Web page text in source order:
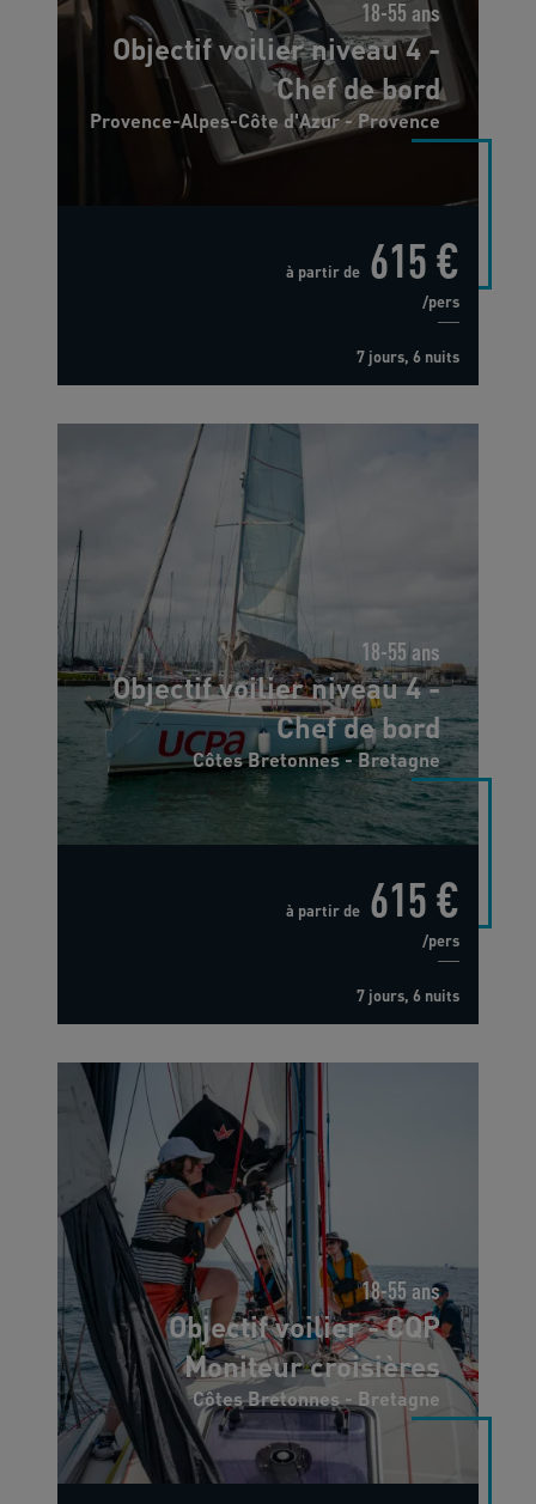
18-55 ans
Objectif voilier niveau 4 -
Chef de bord
Provence-Alpes-Côte d'Azur - Provence
à partir de 615 €
/pers
7 jours, 6 nuits
18-55 ans
Objectif voilier niveau 4 -
Chef de bord
Côtes Bretonnes - Bretagne
à partir de 615 €
/pers
7 jours, 6 nuits
18-55 ans
Objectif voilier - CQP
Moniteur croisières
Côtes Bretonnes - Bretagne